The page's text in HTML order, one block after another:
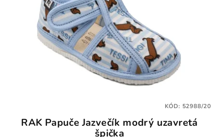
RAK Papuče Jazvečík modrý uzavretá
špička
KÓD: 52988/20